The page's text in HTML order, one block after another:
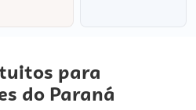
para
do Paraná